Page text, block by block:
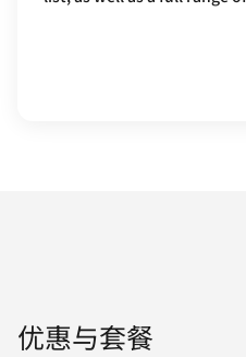
优惠与套餐